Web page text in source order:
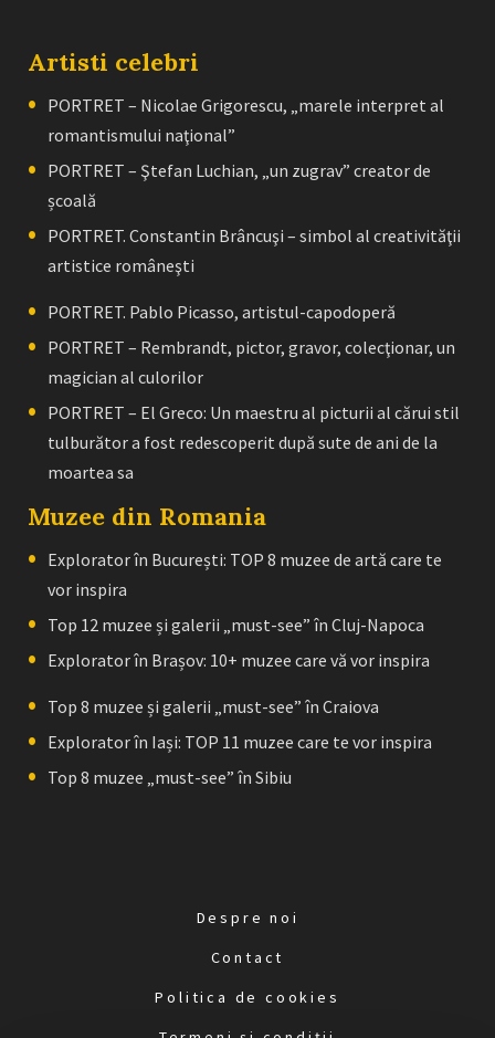
Artisti celebri
PORTRET – Nicolae Grigorescu, „marele interpret al
romantismului naţional”
PORTRET – Ştefan Luchian, „un zugrav” creator de
școală
PORTRET. Constantin Brâncuşi – simbol al creativităţii
artistice româneşti
PORTRET. Pablo Picasso, artistul-capodoperă
PORTRET – Rembrandt, pictor, gravor, colecţionar, un
magician al culorilor
PORTRET – El Greco: Un maestru al picturii al cărui stil
tulburător a fost redescoperit după sute de ani de la
moartea sa
Muzee din Romania
Explorator în București: TOP 8 muzee de artă care te
vor inspira
Top 12 muzee și galerii „must-see” în Cluj-Napoca
Explorator în Brașov: 10+ muzee care vă vor inspira
Top 8 muzee și galerii „must-see” în Craiova
Explorator în Iași: TOP 11 muzee care te vor inspira
Top 8 muzee „must-see” în Sibiu
Despre noi
Contact
Politica de cookies